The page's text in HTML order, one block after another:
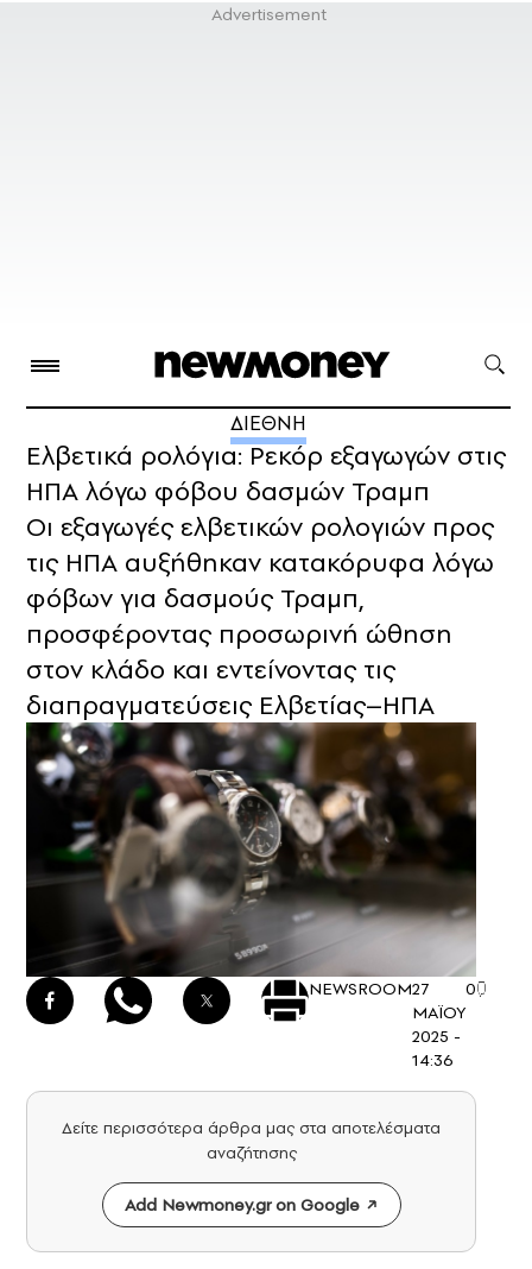
ΔΙΕΘΝΗ
Ελβετικά ρολόγια: Ρεκόρ εξαγωγών στις
ΗΠΑ λόγω φόβου δασμών Τραμπ
Οι εξαγωγές ελβετικών ρολογιών προς
τις ΗΠΑ αυξήθηκαν κατακόρυφα λόγω
φόβων για δασμούς Τραμπ,
προσφέροντας προσωρινή ώθηση
στον κλάδο και εντείνοντας τις
διαπραγματεύσεις Ελβετίας–ΗΠΑ
NEWSROOM27
ΜΑΪΟΥ
2025 -
14:36
0
Δείτε περισσότερα άρθρα μας στα αποτελέσματα
αναζήτησης
Add Newmoney.gr on Google